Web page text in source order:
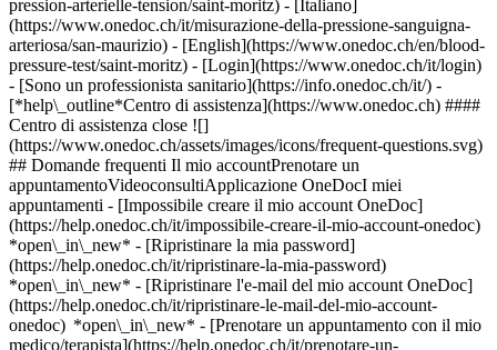
pression-arterielle-tension/saint-moritz) - [Italiano]
(https://www.onedoc.ch/it/misurazione-della-pressione-sanguigna-
arteriosa/san-maurizio) - [English](https://www.onedoc.ch/en/blood-
pressure-test/saint-moritz) - [Login](https://www.onedoc.ch/it/login)
- [Sono un professionista sanitario](https://info.onedoc.ch/it/) -
[*help\_outline*Centro di assistenza](https://www.onedoc.ch) ####
Centro di assistenza close ![]
(https://www.onedoc.ch/assets/images/icons/frequent-questions.svg)
## Domande frequenti Il mio accountPrenotare un
appuntamentoVideoconsultiApplicazione OneDocI miei
appuntamenti - [Impossibile creare il mio account OneDoc]
(https://help.onedoc.ch/it/impossibile-creare-il-mio-account-onedoc)
*open\_in\_new* - [Ripristinare la mia password]
(https://help.onedoc.ch/it/ripristinare-la-mia-password)
*open\_in\_new* - [Ripristinare l'e-mail del mio account OneDoc]
(https://help.onedoc.ch/it/ripristinare-le-mail-del-mio-account-
onedoc) *open\_in\_new* - [Prenotare un appuntamento con il mio
medico/terapista](https://help.onedoc.ch/it/prenotare-un-